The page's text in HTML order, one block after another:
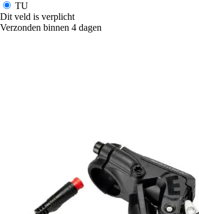
TU
Dit veld is verplicht
Verzonden binnen 4 dagen